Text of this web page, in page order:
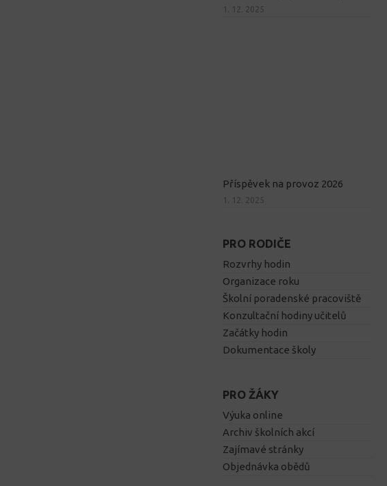
1. 12. 2025
Příspěvek na provoz 2026
1. 12. 2025
PRO RODIČE
Rozvrhy hodin
Organizace roku
Školní poradenské pracoviště
Konzultační hodiny učitelů
Začátky hodin
Dokumentace školy
PRO ŽÁKY
Výuka online
Archiv školních akcí
Zajímavé stránky
Objednávka obědů